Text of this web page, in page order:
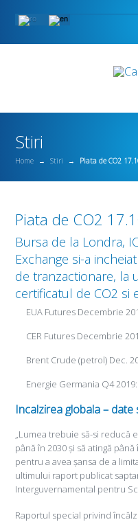
Stiri
Home → Stiri → Piata de CO2
Piata de CO2
Bursa de la Londra,
Exchange si-a
de tranzactionare, la
certificatul de CO2 si
EUA Futures Decembrie
CER Futures Decembrie
Brent Crude (petrol) Dec.
Energie Germania Q4
Incalzirea globala – date
„Lumea trebuie să-si reducă
până în 2030 și să atingă
pentru a avea șansa de a
ultimului raport publicat
Interguvernamental pentru
Raportul special privind